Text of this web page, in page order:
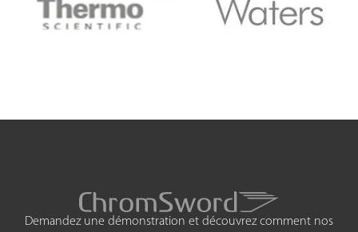
Demandez une démonstration et découvrez comment nos